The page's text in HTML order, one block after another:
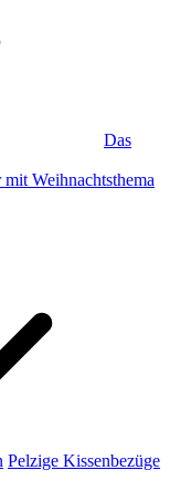
Das
Weihnachtsthema
Pelzige Kissenbezüge